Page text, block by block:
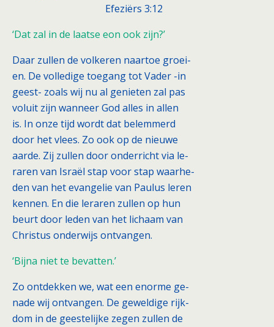
Efeziërs 3:12
‘Dat zal in de laatse eon ook zijn?’
Daar zullen de volkeren naartoe groei-
en. De volledige toegang tot Vader -in
geest- zoals wij nu al genieten zal pas
voluit zijn wanneer God alles in allen
is. In onze tijd wordt dat belemmerd
door het vlees. Zo ook op de nieuwe
aarde. Zij zullen door onderricht via le-
raren van Israël stap voor stap waarhe-
den van het evangelie van Paulus leren
kennen. En die leraren zullen op hun
beurt door leden van het lichaam van
Christus onderwijs ontvangen.
‘Bijna niet te bevatten.’
Zo ontdekken we, wat een enorme ge-
nade wij ontvangen. De geweldige rijk-
dom in de geestelijke zegen zullen de